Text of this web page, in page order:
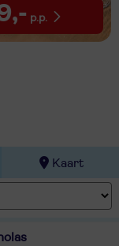
p.p.
Kaart